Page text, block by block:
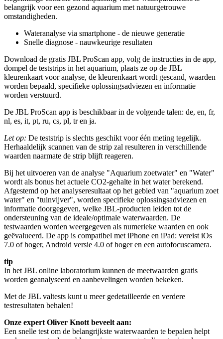
belangrijk voor een gezond aquarium met natuurgetrouwe
omstandigheden.
Wateranalyse via smartphone - de nieuwe generatie
Snelle diagnose - nauwkeurige resultaten
Download de gratis JBL ProScan app, volg de instructies in de app,
dompel de teststrips in het aquarium, plaats ze op de JBL
kleurenkaart voor analyse, de kleurenkaart wordt gescand, waarden
worden bepaald, specifieke oplossingsadviezen en informatie
worden verstuurd.
De JBL ProScan app is beschikbaar in de volgende talen: de, en, fr,
nl, es, it, pt, ru, cs, pl, tr en ja.
Let op: De teststrip is slechts geschikt voor één meting tegelijk.
Herhaaldelijk scannen van de strip zal resulteren in verschillende
waarden naarmate de strip blijft reageren.
Bij het uitvoeren van de analyse "Aquarium zoetwater" en "Water"
wordt als bonus het actuele CO2-gehalte in het water berekend.
Afgestemd op het analyseresultaat op het gebied van "aquarium zoet
water" en "tuinvijver", worden specifieke oplossingsadviezen en
informatie doorgegeven, welke JBL-producten leiden tot de
ondersteuning van de ideale/optimale waterwaarden. De
testwaarden worden weergegeven als numerieke waarden en ook
geëvalueerd. De app is compatibel met iPhone en iPad: vereist iOs
7.0 of hoger, Android versie 4.0 of hoger en een autofocuscamera.
tip
In het JBL online laboratorium kunnen de meetwaarden gratis
worden geanalyseerd en aanbevelingen worden bekeken.
Met de JBL valtests kunt u meer gedetailleerde en verdere
testresultaten behalen!
Onze expert Oliver Knott beveelt aan:
Een snelle test om de belangrijkste waterwaarden te bepalen helpt